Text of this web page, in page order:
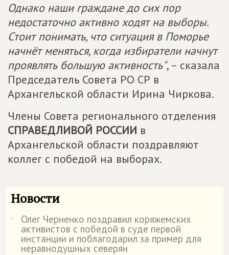
Однако наши граждане до сих пор
недостаточно активно ходят на выборы.
Стоит понимать, что ситуация в Поморье
начнёт меняться, когда избиратели начнут
проявлять большую активность", – сказала
Председатель Совета РО СР в
Архангельской области Ирина Чиркова.
Члены Совета регионального отделения
СПРАВЕДЛИВОЙ РОССИИ в
Архангельской области поздравляют
коллег с победой на выборах.
Новости
˙ Олег Черненко поздравил коряжемских
активистов с победой в суде первой
инстанции и поблагодарил за пример для
неравнодушных северян